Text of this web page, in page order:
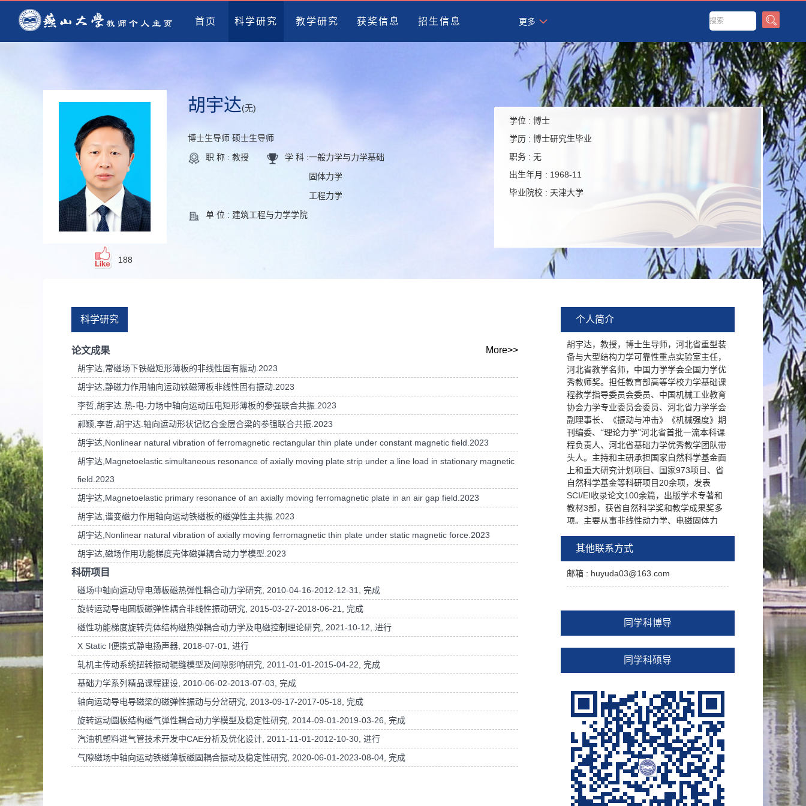
首页 科学研究 教学研究 获奖信息 招生信息 更多
188
胡宇达(无)
博士生导师 硕士生导师
职 称 : 教授
学 科 :一般力学与力学基础
固体力学
工程力学
单 位 : 建筑工程与力学学院
学位 : 博士
学历 : 博士研究生毕业
职务 : 无
出生年月 : 1968-11
毕业院校 : 天津大学
科学研究
论文成果 More>>
胡宇达,常磁场下铁磁矩形薄板的非线性固有振动.2023
胡宇达,静磁力作用轴向运动铁磁薄板非线性固有振动.2023
李哲,胡宇达.热-电-力场中轴向运动压电矩形薄板的参强联合共振.2023
郝颖,李哲,胡宇达.轴向运动形状记忆合金层合梁的参强联合共振.2023
胡宇达,Nonlinear natural vibration of ferromagnetic rectangular thin plate under constant magnetic field.2023
胡宇达,Magnetoelastic simultaneous resonance of axially moving plate strip under a line load in stationary magnetic
field.2023
胡宇达,Magnetoelastic primary resonance of an axially moving ferromagnetic plate in an air gap field.2023
胡宇达,谐变磁力作用轴向运动铁磁板的磁弹性主共振.2023
胡宇达,Nonlinear natural vibration of axially moving ferromagnetic thin plate under static magnetic force.2023
胡宇达,磁场作用功能梯度壳体磁弹耦合动力学模型.2023
科研项目
磁场中轴向运动导电薄板磁热弹性耦合动力学研究, 2010-04-16-2012-12-31, 完成
旋转运动导电圆板磁弹性耦合非线性振动研究, 2015-03-27-2018-06-21, 完成
磁性功能梯度旋转壳体结构磁热弹耦合动力学及电磁控制理论研究, 2021-10-12, 进行
X Static I便携式静电扬声器, 2018-07-01, 进行
轧机主传动系统扭转振动辊缝模型及间隙影响研究, 2011-01-01-2015-04-22, 完成
基础力学系列精品课程建设, 2010-06-02-2013-07-03, 完成
轴向运动导电导磁梁的磁弹性振动与分岔研究, 2013-09-17-2017-05-18, 完成
旋转运动圆板结构磁气弹性耦合动力学模型及稳定性研究, 2014-09-01-2019-03-26, 完成
汽油机塑料进气管技术开发中CAE分析及优化设计, 2011-11-01-2012-10-30, 进行
气隙磁场中轴向运动铁磁薄板磁固耦合振动及稳定性研究, 2020-06-01-2023-08-04, 完成
个人简介
胡宇达，教授，博士生导师，河北省重型装
备与大型结构力学可靠性重点实验室主任，
河北省教学名师 ， 中国力学学会全国力学优
秀教师奖。 担任教育部高等学校力学基础课
程教学指导委员会委员、中国机械工业教育
协会力学专业委员会委员、河北省力学学会
副理事长、
《振动与冲击》《机械强度》期
刊编委、 “理论力学”河北省首批一流本科课
程负责人、河北省基础力学优秀教学团队带
头人。主持和主研承担国家自然科学基金面
上和重大研究计划项目、国家973项目、省
自然科学基金等科研项目 20余项，发表
SCI/EI收录论文100余篇，出版学术专著和
教材3部，获省自然科学奖和教学成果奖多
项。 主要从事非线性动力学、电磁固体力
多场耦合动力学等方面研究。
[1] 胡宇达著 .磁弹性动力学
科学出版社
Ming Wang. Internal resonance in
rotating conductive circular plate
subjected to parametric excitation
within coupled air–magnetic fields.
Engineering Structures, 2026, 351:
122047.
thermo-elastic principal parametric
resonance and bifurcation
characteristics of a rotating
functionally graded cylindrical shell.
Chaos Solitons & Fractals, 2026, 203:
117641.
[4]
Feng Jianbo, Hu Yuda*. Three-
dimensional magneto-thermoelastic
coupling resonance of spinning
其他联系方式
邮箱 : huyuda03@163.com
同学科博导
同学科硕导